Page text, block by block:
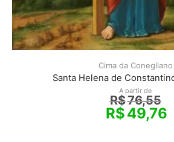
Cima da Conegliano
Santa Helena de
A partir de
R$76,55
R$49,76